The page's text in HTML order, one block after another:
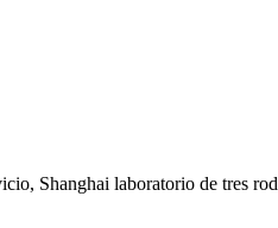
Shanghai laboratorio de tres